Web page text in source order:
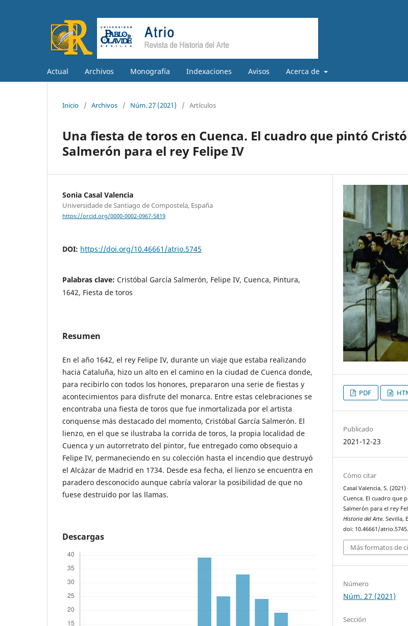
Actual Archivos Monografía Indexaciones Avisos Acerca de
Inicio / Archivos / Núm. 27 (2021) / Artículos
Una fiesta de toros en Cuenca. El cuadro que pintó
Salmerón para el rey Felipe IV
Sonia Casal Valencia
Universidade de Santiago de Compostela, España
https://orcid.org/0000-0002-0967-5819
DOI: https://doi.org/10.46661/atrio.5745
Palabras clave: Cristóbal García Salmerón, Felipe IV, Cuenca, Pintura,
1642, Fiesta de toros
Resumen
En el año 1642, el rey Felipe IV, durante un viaje que estaba realizando
hacia Cataluña, hizo un alto en el camino en la ciudad de Cuenca donde,
para recibirlo con todos los honores, prepararon una serie de fiestas y
acontecimientos para disfrute del monarca. Entre estas celebraciones se
encontraba una fiesta de toros que fue inmortalizada por el artista
conquense más destacado del momento, Cristóbal García Salmerón. El
lienzo, en el que se ilustraba la corrida de toros, la propia localidad de
Cuenca y un autorretrato del pintor, fue entregado como obsequio a
Felipe IV, permaneciendo en su colección hasta el incendio que destruyó
el Alcázar de Madrid en 1734. Desde esa fecha, el lienzo se encuentra en
paradero desconocido aunque cabría valorar la posibilidad de que no
fuese destruido por las llamas.
Descargas
PDF
Publicado
2021-12-23
Cómo citar
Casal Valencia, S.
Cuenca. El cuadro que
Salmerón para el rey
Historia del Arte. Sevilla,
doi: 10.46661/atrio.5745.
Más formatos de
Número
Núm. 27 (2021)
Sección